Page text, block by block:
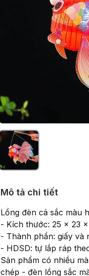
Mô tả chi tiết
Lồng đèn cá sắc màu
- Kích thước: 25 x 23
- Thành phần: giấy và
- HDSD: tự lắp ráp
Sản phẩm có nhiều
chép - đèn lồng sắc